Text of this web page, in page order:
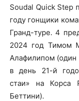
Soudal Quick Step
году гонщики
Гранд-туре. 4
2024 год Тимом
Алафилипом (один
в день 21-й
стаи» на Корса
Беттини).